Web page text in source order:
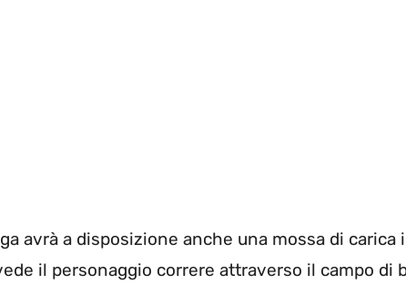
avrà a disposizione anche una mossa di
il personaggio correre attraverso il campo di